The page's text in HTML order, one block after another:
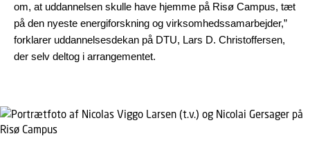
om, at uddannelsen skulle have hjemme på Risø Campus, tæt
på den nyeste energiforskning og virksomhedssamarbejder,”
forklarer uddannelsesdekan på DTU, Lars D. Christoffersen,
der selv deltog i arrangementet.